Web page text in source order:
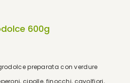
600g
preparata con verdure
cipolle, finocchi, cavolfiori,